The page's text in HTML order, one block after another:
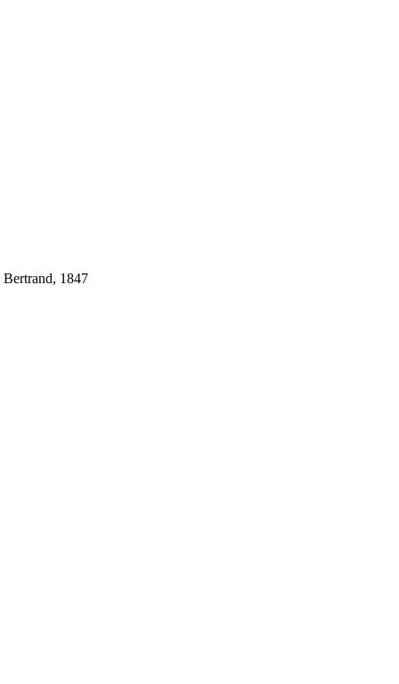
Bertrand, 1847